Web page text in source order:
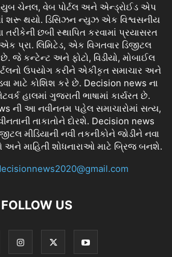
ચેનલ, વેબ પોર્ટલ અને એન્ડ્રોઈડ એપ
શરૂ થયો. ડિસિઝન ન્યુઝ એક વિશ્વસનીય
તરીકેની છબી સ્થાપિત કરવામાં પ્રયાસરત
પ્રા. લિમિટેડ, એક વિગતવાર ડિજીટલ
જે કન્ટેન્ટ અને ફોટો, વિડીયો, મોબાઈલ
ઉપયોગ કરીને એકીકૃત સમાચાર અને
માટે કોશિશ કરે છે. Decision news ના
હાલમાં ગુજરાતી ભાષામાં કાર્યરત છે.
ની આ નવીનતમ પહેલ સમાચારોમાં સત્ય,
તાકાતોને દોરશે. Decision news
મીડિયાની નવી તકનીકોને જોડીને નવા
અને માહિતી શોધનારાઓ માટે બ્રિજ બનશે.
FOLLOW US